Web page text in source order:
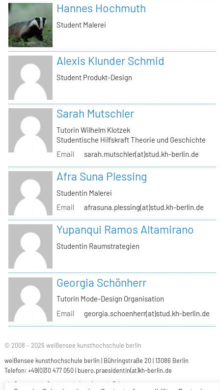
Hannes Hochmuth
Student Malerei
Alexis Klunder Schmid
Student Produkt-Design
Sarah Mutschler
Tutorin Wilhelm Klotzek
Studentische Hilfskraft Theorie und Geschichte
Email
sarah.mutschler(at)stud.kh-berlin.de
Afra Suna Plessing
Studentin Malerei
Email
afrasuna.plessing(at)stud.kh-berlin.de
Yupanqui Ramos Altamirano
Studentin Raumstrategien
Georgia Schönherr
Tutorin Mode-Design Organisation
Email
georgia.schoenherr(at)stud.kh-berlin.de
© 2008 – 2026 weißensee kunsthochschule berlin
weißensee kunsthochschule berlin | Bühringstraße 20 | 13086 Berlin
Telefon: +49(0)30 477 050 | buero.praesidentin(at)kh-berlin.de
Contact
Careers Imprint
Privacy